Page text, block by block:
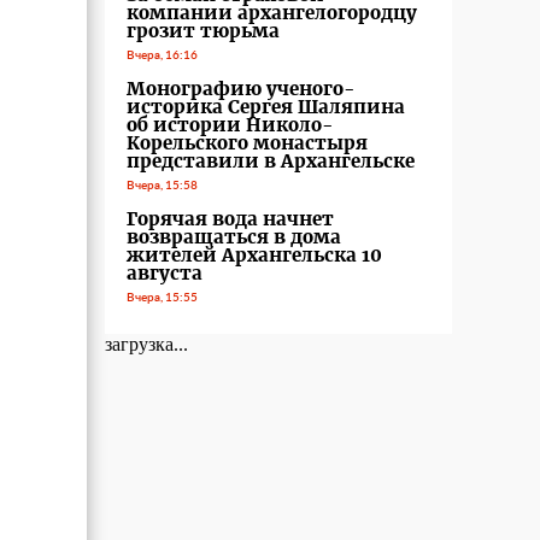
компании архангелогородцу
грозит тюрьма
Вчера, 16:16
Монографию ученого-
историка Сергея Шаляпина
об истории Николо-
Корельского монастыря
представили в Архангельске
Вчера, 15:58
Горячая вода начнет
возвращаться в дома
жителей Архангельска 10
августа
Вчера, 15:55
загрузка...